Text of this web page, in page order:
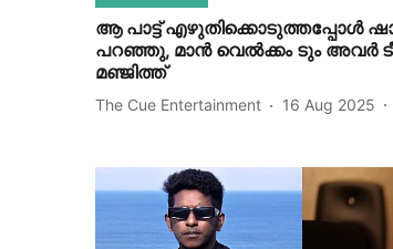
ആ പാട്ട് എഴുതിക്കൊടുത്തപ്പോള്‍
പറഞ്ഞു, മാന്‍ വെല്‍ക്കം ടും അവര്‍
മഞ്ജിത്ത്
The Cue Entertainment 16 Aug 2025